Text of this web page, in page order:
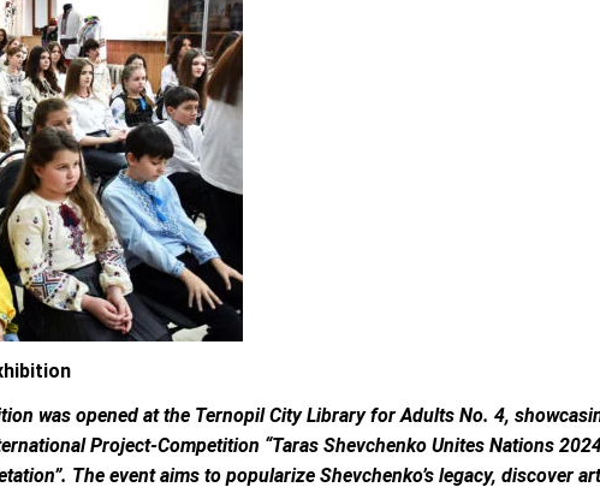
was opened at the Ternopil City Library for Adults No. 4,
Project-Competition “Taras Shevchenko Unites Nations
The event aims to popularize Shevchenko’s legacy, discover